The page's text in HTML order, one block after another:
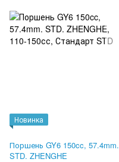
Новинка
Поршень GY6 150cc, 57.4mm.
STD. ZHENGHE